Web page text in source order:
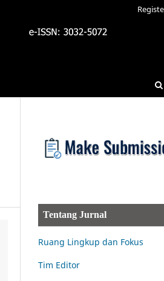
Tentang Jurnal
Ruang Lingkup dan Fokus
Tim Editor